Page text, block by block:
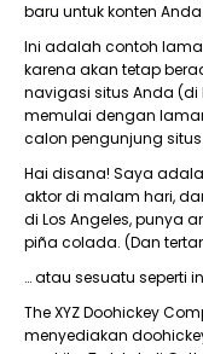
baru untuk konten
Ini adalah contoh
karena akan tetap
navigasi situs Anda (di
memulai dengan
calon pengunjung
Hai disana! Saya
aktor di malam hari,
di Los Angeles, punya
piña colada. (Dan
… atau sesuatu seperti
The XYZ Doohickey
menyediakan